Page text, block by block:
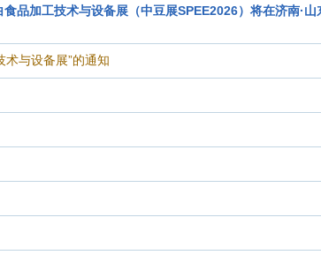
品加工技术与设备展（中豆展SPEE2026）将在济南·
与设备展”的通知